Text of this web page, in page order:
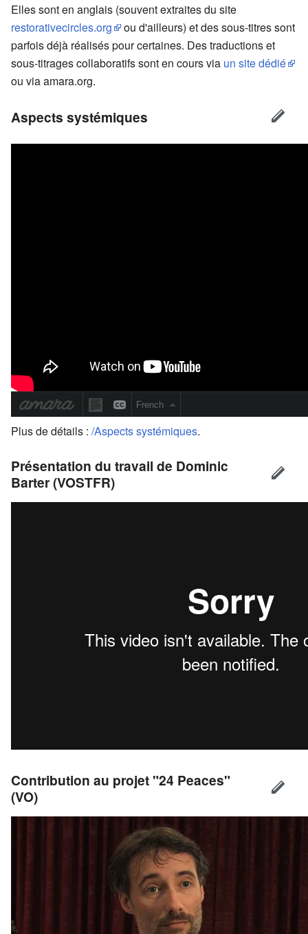
Elles sont en anglais (souvent extraites du site
restorativecircles.org
ou d'ailleurs) et des sous-titres sont
parfois déjà réalisés pour certaines. Des traductions et
sous-titrages collaboratifs sont en cours via un site dédié
ou via amara.org.
Aspects systémiques
Plus de détails : /Aspects systémiques.
Présentation du travail de Dominic
Barter (VOSTFR)
Contribution au projet "24 Peaces"
(VO)